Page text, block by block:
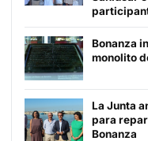
Bonanza
monolito
La Junta
para
Bonanza